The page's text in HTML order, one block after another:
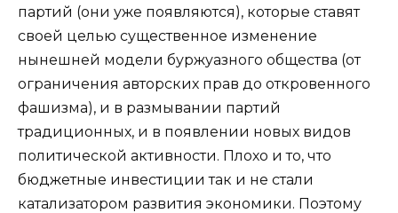
партий (они уже появляются), которые ставят
своей целью существенное изменение
нынешней модели буржуазного общества (от
ограничения авторских прав до откровенного
фашизма), и в размывании партий
традиционных, и в появлении новых видов
политической активности. Плохо и то, что
бюджетные инвестиции так и не стали
катализатором развития экономики. Поэтому